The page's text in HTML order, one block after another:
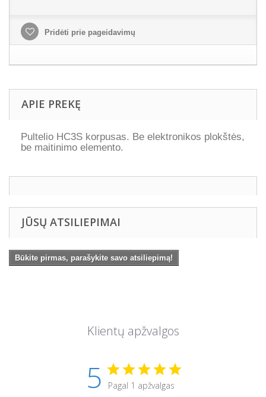
Pridėti prie pageidavimų
APIE PREKĘ
Pultelio HC3S korpusas. Be elektronikos plokštės,
be maitinimo elemento.
JŪSŲ ATSILIEPIMAI
Būkite pirmas, parašykite savo atsiliepimą!
Klientų apžvalgos
5 Pagal 1 apžvalgas